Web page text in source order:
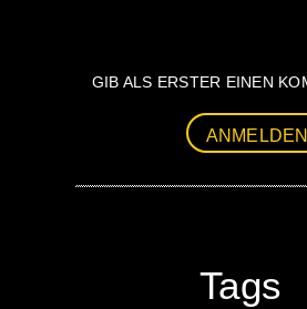
GIB ALS ERSTER EINEN
ANMELDEN
Tags